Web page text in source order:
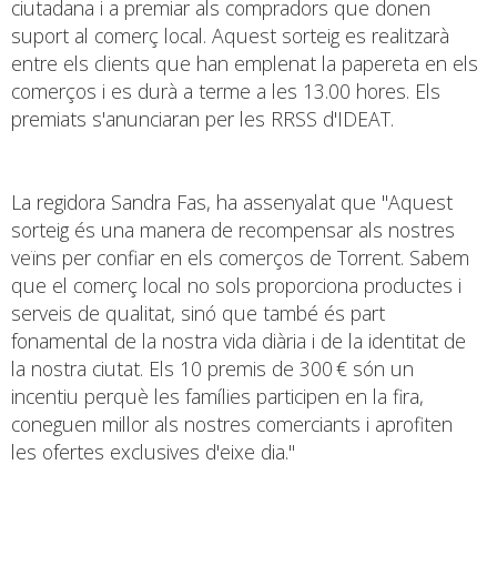
ciutadana i a premiar als compradors que donen
suport al comerç local. Aquest sorteig es realitzarà
entre els clients que han emplenat la papereta en els
comerços i es durà a terme a les 13.00 hores. Els
premiats s'anunciaran per les RRSS d'IDEAT.
La regidora Sandra Fas, ha assenyalat que "Aquest
sorteig és una manera de recompensar als nostres
veïns per confiar en els comerços de Torrent. Sabem
que el comerç local no sols proporciona productes i
serveis de qualitat, sinó que també és part
fonamental de la nostra vida diària i de la identitat de
la nostra ciutat. Els 10 premis de 300 € són un
incentiu perquè les famílies participen en la fira,
coneguen millor als nostres comerciants i aprofiten
les ofertes exclusives d'eixe dia."